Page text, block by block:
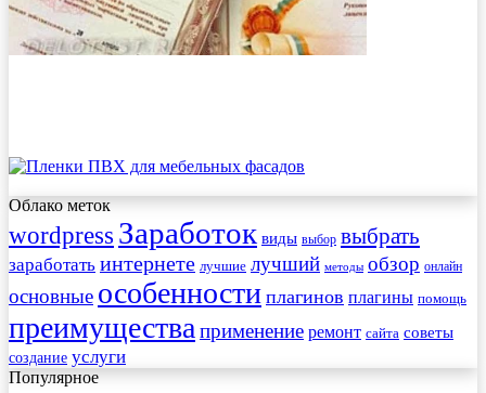
Облако меток
wordpress Заработок виды выбор выбрать
заработать интернете лучшие лучший методы обзор онлайн
основные особенности плагинов плагины помощь
преимущества применение ремонт сайта советы
создание услуги
Популярное